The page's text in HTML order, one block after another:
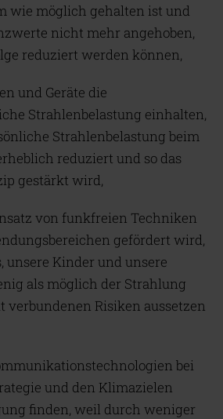
wie möglich gehalten ist und
nicht mehr angehoben,
reduziert werden können,
und Geräte die
Strahlenbelastung einhalten,
Strahlenbelastung beim
reduziert und so das
gestärkt wird,
von funkfreien Techniken
gefördert wird,
unsere Kinder und unsere
als möglich der Strahlung
verbundenen Risiken aussetzen
bei
und den Klimazielen
finden, weil durch weniger